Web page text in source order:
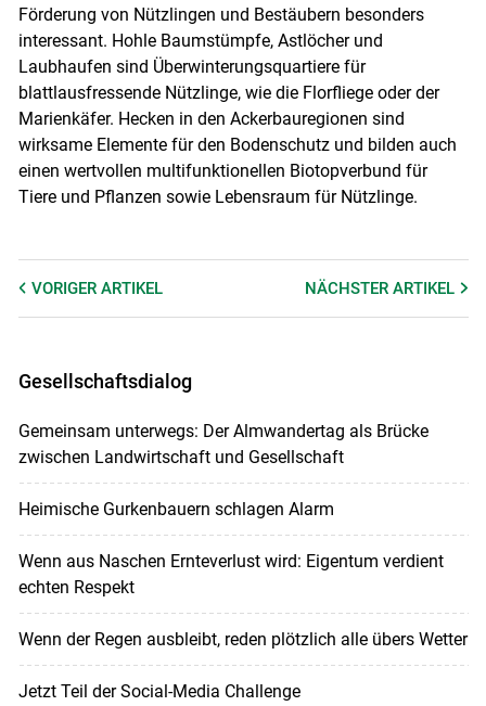
Förderung von Nützlingen und Bestäubern besonders
interessant. Hohle Baumstümpfe, Astlöcher und
Laubhaufen sind Überwinterungsquartiere für
blattlausfressende Nützlinge, wie die Florfliege oder der
Marienkäfer. Hecken in den Ackerbauregionen sind
wirksame Elemente für den Bodenschutz und bilden auch
einen wertvollen multifunktionellen Biotopverbund für
Tiere und Pflanzen sowie Lebensraum für Nützlinge.
VORIGER ARTIKEL NÄCHSTERARTIKEL
Gesellschaftsdialog
Gemeinsam unterwegs: Der Almwandertag als Brücke
zwischen Landwirtschaft und Gesellschaft
Heimische Gurkenbauern schlagen Alarm
Wenn aus Naschen Ernteverlust wird: Eigentum verdient
echten Respekt
Wenn der Regen ausbleibt, reden plötzlich alle übers Wetter
Jetzt Teil der Social-Media Challenge